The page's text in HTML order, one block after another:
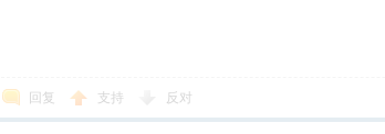
回复 支持 反对